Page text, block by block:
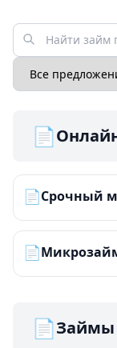
📄
📄
📄
📄Займы